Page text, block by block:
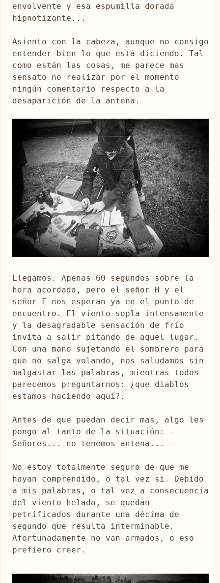
envolvente y esa espumilla dorada
hipnotizante...
Asiento con la cabeza, aunque no consigo
entender bien lo que está diciendo. Tal
como están las cosas, me parece mas
sensato no realizar por el momento
ningún comentario respecto a la
desaparición de la antena.
Llegamos. Apenas 60 segundos sobre la
hora acordada, pero el señor H y el
señor F nos esperan ya en el punto de
encuentro. El viento sopla intensamente
y la desagradable sensación de frío
invita a salir pitando de aquel lugar.
Con una mano sujetando el sombrero para
que no salga volando, nos saludamos sin
malgastar las palabras, mientras todos
parecemos preguntarnos: ¿que diablos
estamos haciendo aquí?.
Antes de que puedan decir mas, algo les
pongo al tanto de la situación: -
Señores... no tenemos antena... -
No estoy totalmente seguro de que me
hayan comprendido, o tal vez si. Debido
a mis palabras, o tal vez a consecuencia
del viento helado, se quedan
petrificados durante una décima de
segundo que resulta interminable.
Afortunadamente no van armados, o eso
prefiero creer.